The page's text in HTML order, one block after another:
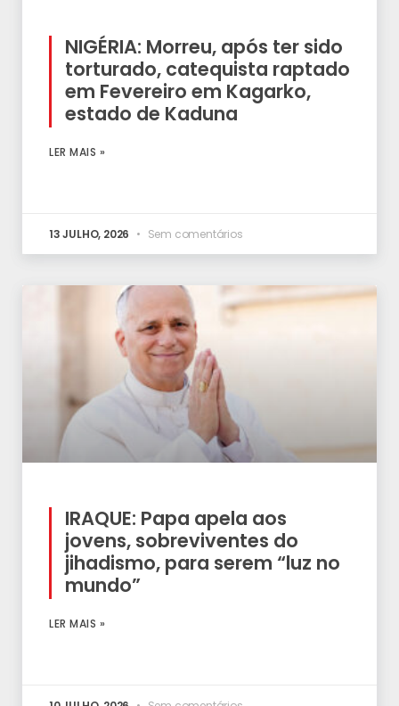
NIGÉRIA: Morreu, após ter sido
torturado, catequista raptado
em Fevereiro em Kagarko,
estado de Kaduna
LER MAIS »
13 JULHO, 2026 Sem comentários
IRAQUE: Papa apela aos
jovens, sobreviventes do
jihadismo, para serem “luz no
mundo”
LER MAIS »